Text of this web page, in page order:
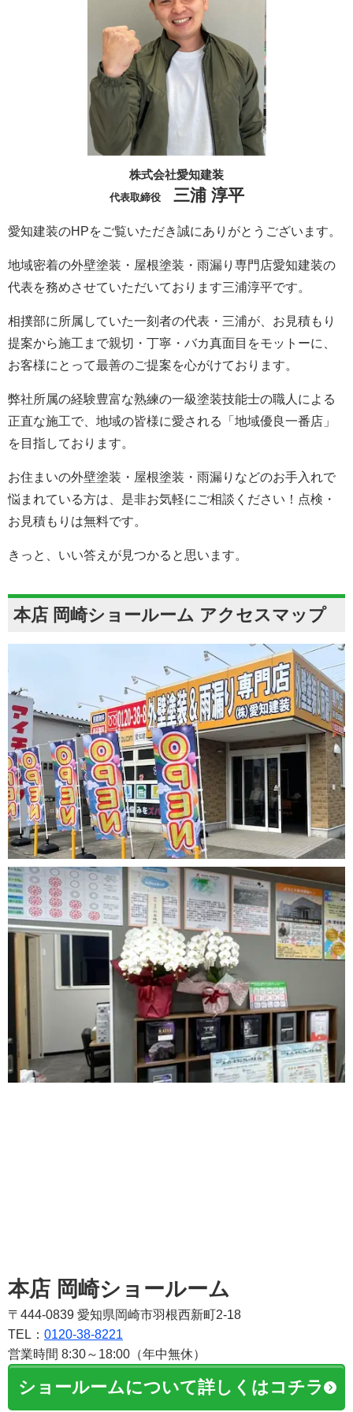
株式会社愛知建装
代表取締役 三浦 淳平
愛知建装のHPをご覧いただき誠にありがとうございます。
地域密着の外壁塗装・屋根塗装・雨漏り専門店愛知建装の
代表を務めさせていただいております三浦淳平です。
相撲部に所属していた一刻者の代表・三浦が、お見積もり
提案から施工まで親切・丁寧・バカ真面目をモットーに、
お客様にとって最善のご提案を心がけております。
弊社所属の経験豊富な熟練の一級塗装技能士の職人による
正直な施工で、地域の皆様に愛される「地域優良一番店」
を目指しております。
お住まいの外壁塗装・屋根塗装・雨漏りなどのお手入れで
悩まれている方は、是非お気軽にご相談ください！点検・
お見積もりは無料です。
きっと、いい答えが見つかると思います。
本店 岡崎ショールーム アクセスマップ
本店 岡崎ショールーム
〒444-0839 愛知県岡崎市羽根西新町2-18
TEL： 0120-38-8221
営業時間 8:30～18:00（年中無休）
ショールームについて詳しくはコチラ